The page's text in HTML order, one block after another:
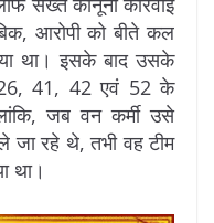
आरोपी को बीते कल
था। इसके बाद उसके
26, 41, 42 एवं 52 के
जब वन कर्मी उसे
जा रहे थे, तभी वह टीम
था।